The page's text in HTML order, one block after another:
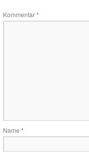
Kommentar*
Name *